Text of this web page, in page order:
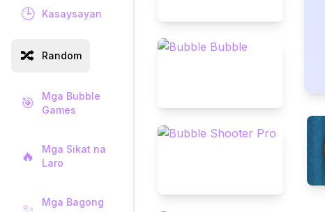
🕒 Kasaysayan
🔀 Random
🎯
Mga Bubble
Games
🔥
Mga Sikat na
Laro
Mga Bagong